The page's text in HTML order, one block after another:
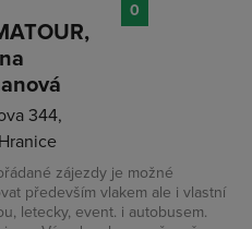
344,
zájezdy je možné
především vlakem ale i vlastní
letecky, event. i autobusem.
0